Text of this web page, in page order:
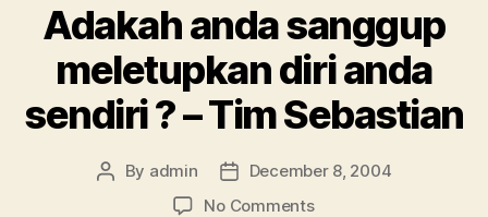
?”
Adakah anda sanggup
meletupkan diri anda
sendiri ? – Tim Sebastian
Post
By admin
Post
date
December 8, 2004
No Commentson